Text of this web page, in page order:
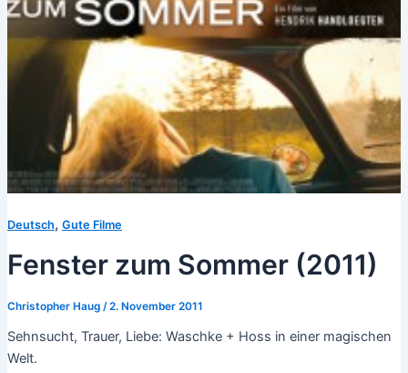
Deutsch, Gute Filme
Fenster zum Sommer (2011)
Christopher Haug /2. November 2011
Sehnsucht, Trauer, Liebe: Waschke + Hoss in einer magischen
Welt.